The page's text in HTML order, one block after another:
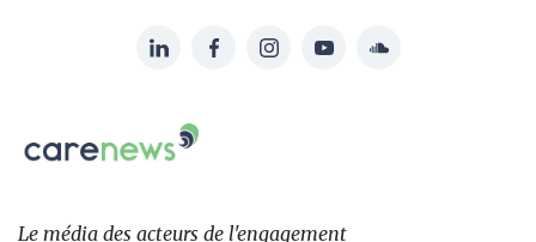
sur:
LinkedInFacebookInstagramYouTubeSoundcloud
Le
des
Le média des acteurs de l'engagement